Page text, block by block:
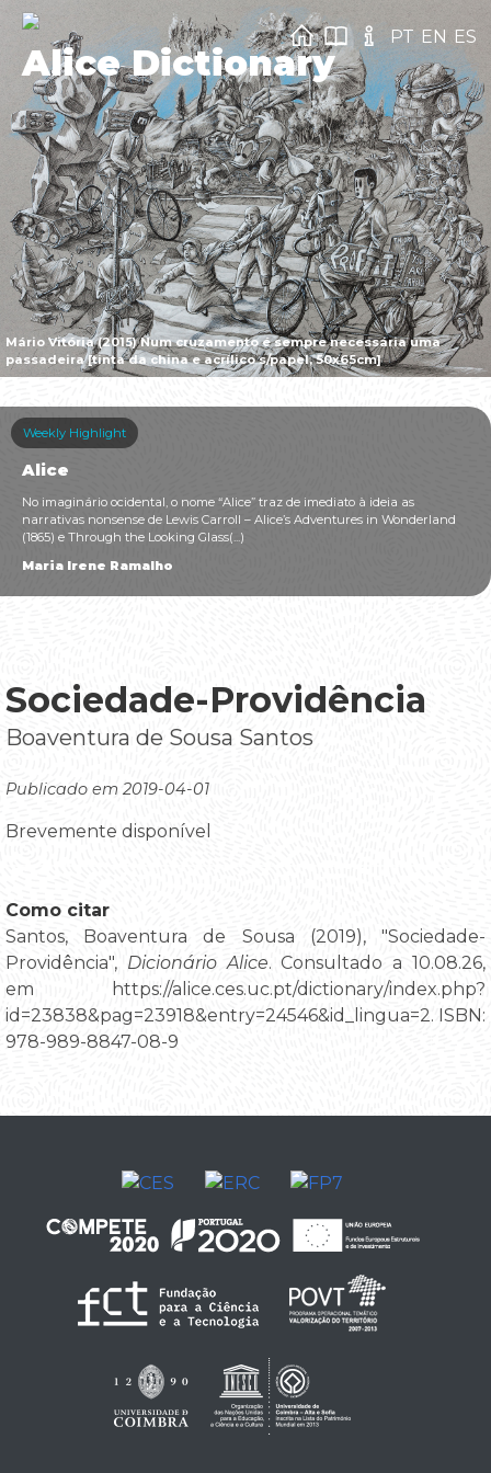
Mário Vitória (2015) Num cruzamento é sempre necessária uma
passadeira [tinta da china e acrílico s/papel, 50x65cm]
Alice Dictionary
PT EN ES
Weekly Highlight
Alice
No imaginário ocidental, o nome “Alice” traz de imediato à ideia as
narrativas nonsense de Lewis Carroll – Alice’s Adventures in Wonderland
(1865) e Through the Looking Glass(...)
Maria Irene Ramalho
Sociedade-Providência
Boaventura de Sousa Santos
Publicado em 2019-04-01
Brevemente disponível
Como citar
Santos, Boaventura de Sousa (2019), "Sociedade-
Providência", Dicionário Alice. Consultado a 10.08.26,
em https://alice.ces.uc.pt/dictionary/index.php?
id=23838&pag=23918&entry=24546&id_lingua=2. ISBN:
978-989-8847-08-9